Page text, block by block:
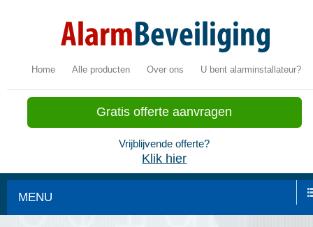
Home Alle producten Over ons U bent alarminstallateur?
Gratis offerte aanvragen
Vrijblijvende offerte?
Klik hier
MENU